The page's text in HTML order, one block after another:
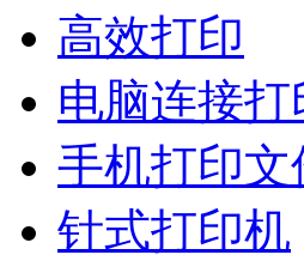
高效打印
电脑连接打
手机打印文
针式打印机